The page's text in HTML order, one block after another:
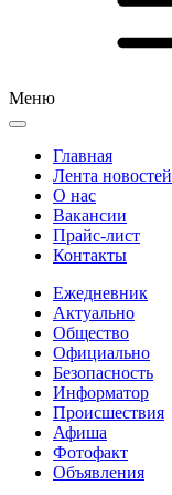
Меню
Главная
Лента новостей
О нас
Вакансии
Прайс-лист
Контакты
Ежедневник
Актуально
Общество
Официально
Безопасность
Информатор
Происшествия
Афиша
Фотофакт
Объявления